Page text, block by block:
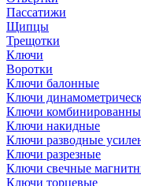
Пассатижи
Щипцы
Трещотки
Ключи
Воротки
Ключи балонные
Ключи
Ключи
Ключи накидные
Ключи разводные
Ключи разрезные
Ключи свечные
Ключи торцевые